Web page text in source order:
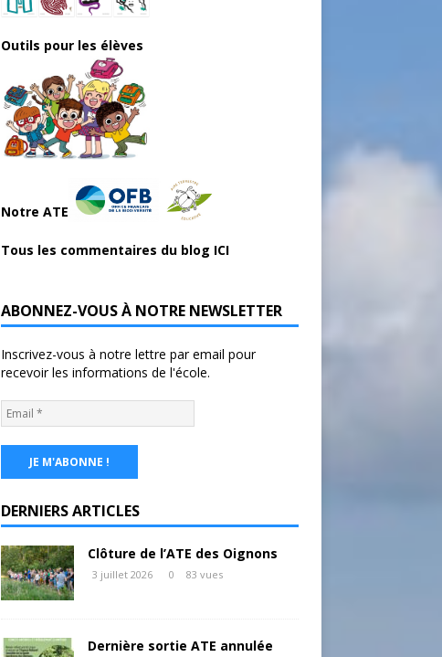
Outils pour les élèves
Notre ATE
Tous les commentaires du blog ICI
ABONNEZ-VOUS À NOTRE NEWSLETTER
Inscrivez-vous à notre lettre par email pour
recevoir les informations de l'école.
DERNIERS ARTICLES
Clôture de l’ATE des Oignons
3 juillet 2026 0 83 vues
Dernière sortie ATE annulée